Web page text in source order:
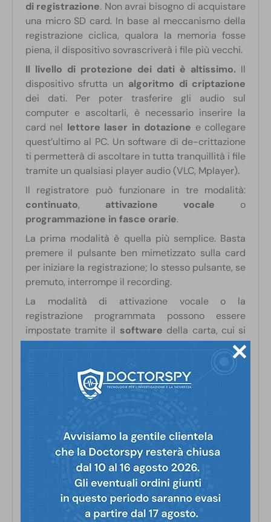
di registrazione. Non avrai bisogno di acquistare
una micro SD card. In base al meccanismo della
registrazione ciclica, qualora la memoria fosse
piena, il dispositivo sovrascriverà i file più vecchi.
Il livello di protezione dei dati è altissimo. Il
dispositivo sfrutta un algoritmo di criptazione
dei dati. Per poter trasferire gli audio sul
computer e ascoltarli, è necessario inserire la
card nel lettore laser in dotazione e collegare
quest’ultimo al PC. Un software di de-crittazione
ti permetterà di ascoltare in tutta tranquillità i file
tramite un qualsiasi player audio (VLC, Mplayer).
Il registratore può funzionare in tre modalità:
continuato, attivazione vocale o
programmazione in fasce orarie.
La prima modalità è quella più semplice. Basta
premere il pulsante ben mimetizzato sulla card
per iniziare la registrazione; lo stesso pulsante, se
premuto, interrompe il recording.
La modalità di attivazione vocale o la
registrazione programmata possono essere
impostate tramite il software della carta, cui si
accede collegando il dispositivo al PC.
La attivazione vocale, in particolare, fa sì che il
registratore si attivi quando il microfono capta un
suono nell’ambiente. La registrazione termina
saliente e, al tempo stesso, di risparmiare sulla
durata della batteria. In continuato, l’autonomia è
, instand-by supera le 100!
Potrai ricaricare il prodotto inserendo la card
nell’apposito lettore e collegando quest’ultimo al
circa 3 ore.